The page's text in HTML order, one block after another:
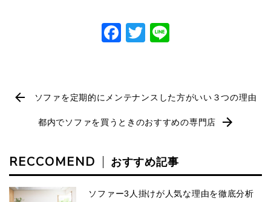
Facebook
Twitter
ソファを定期的にメンテナンスした方がいい３つの理由
都内でソファを買うときのおすすめの専門店
RECCOMEND おすすめ記事
ソファー3人掛けが人気な理由を徹底分析